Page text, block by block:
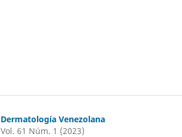
Dermatología Venezolana
Vol. 61 Núm. 1 (2023)